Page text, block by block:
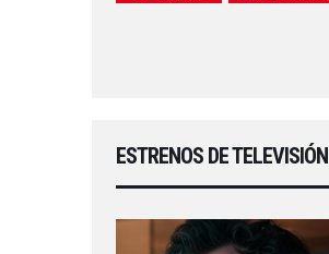
ESTRENOS DE TELEVISIÓN